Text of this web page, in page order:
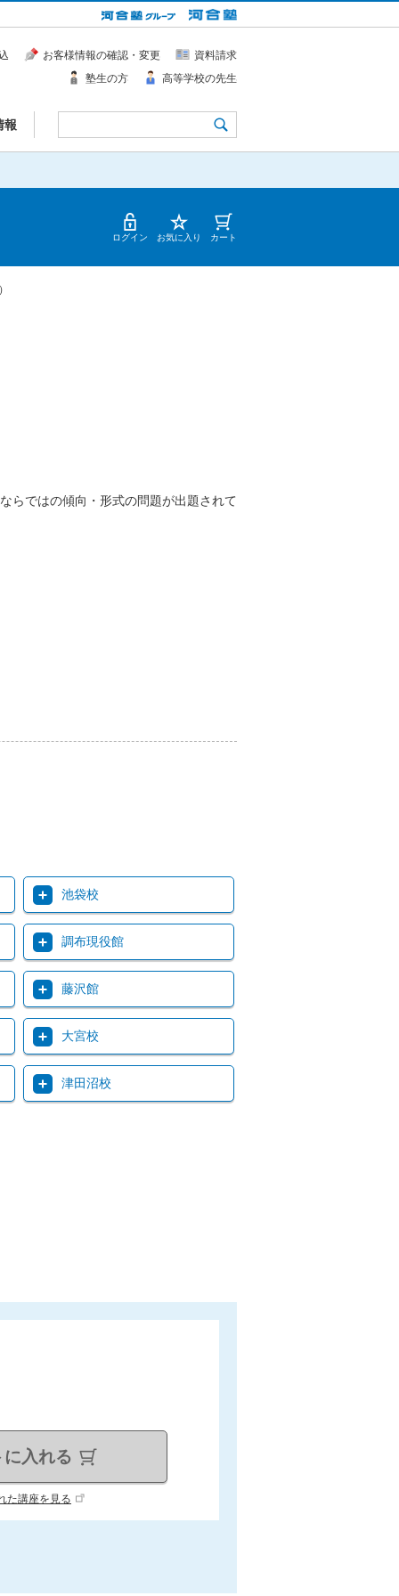
報
お客様情報の確認・変更
資料請求
塾生の方
高等学校の先生
ログイン お気に入り カート
らではの傾向・形式の問題が出題されて
池袋校
調布現役館
藤沢館
大宮校
津田沼校
入れる
た講座を見る